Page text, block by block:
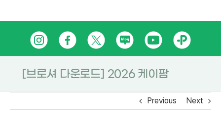
인
스
타
그
램
페
이
스
북
트
위
터
네
이
버
블
로
유
튜
브
카
카
톡
플
[브로셔 다운로드] 2026 케이팜
Previous Next